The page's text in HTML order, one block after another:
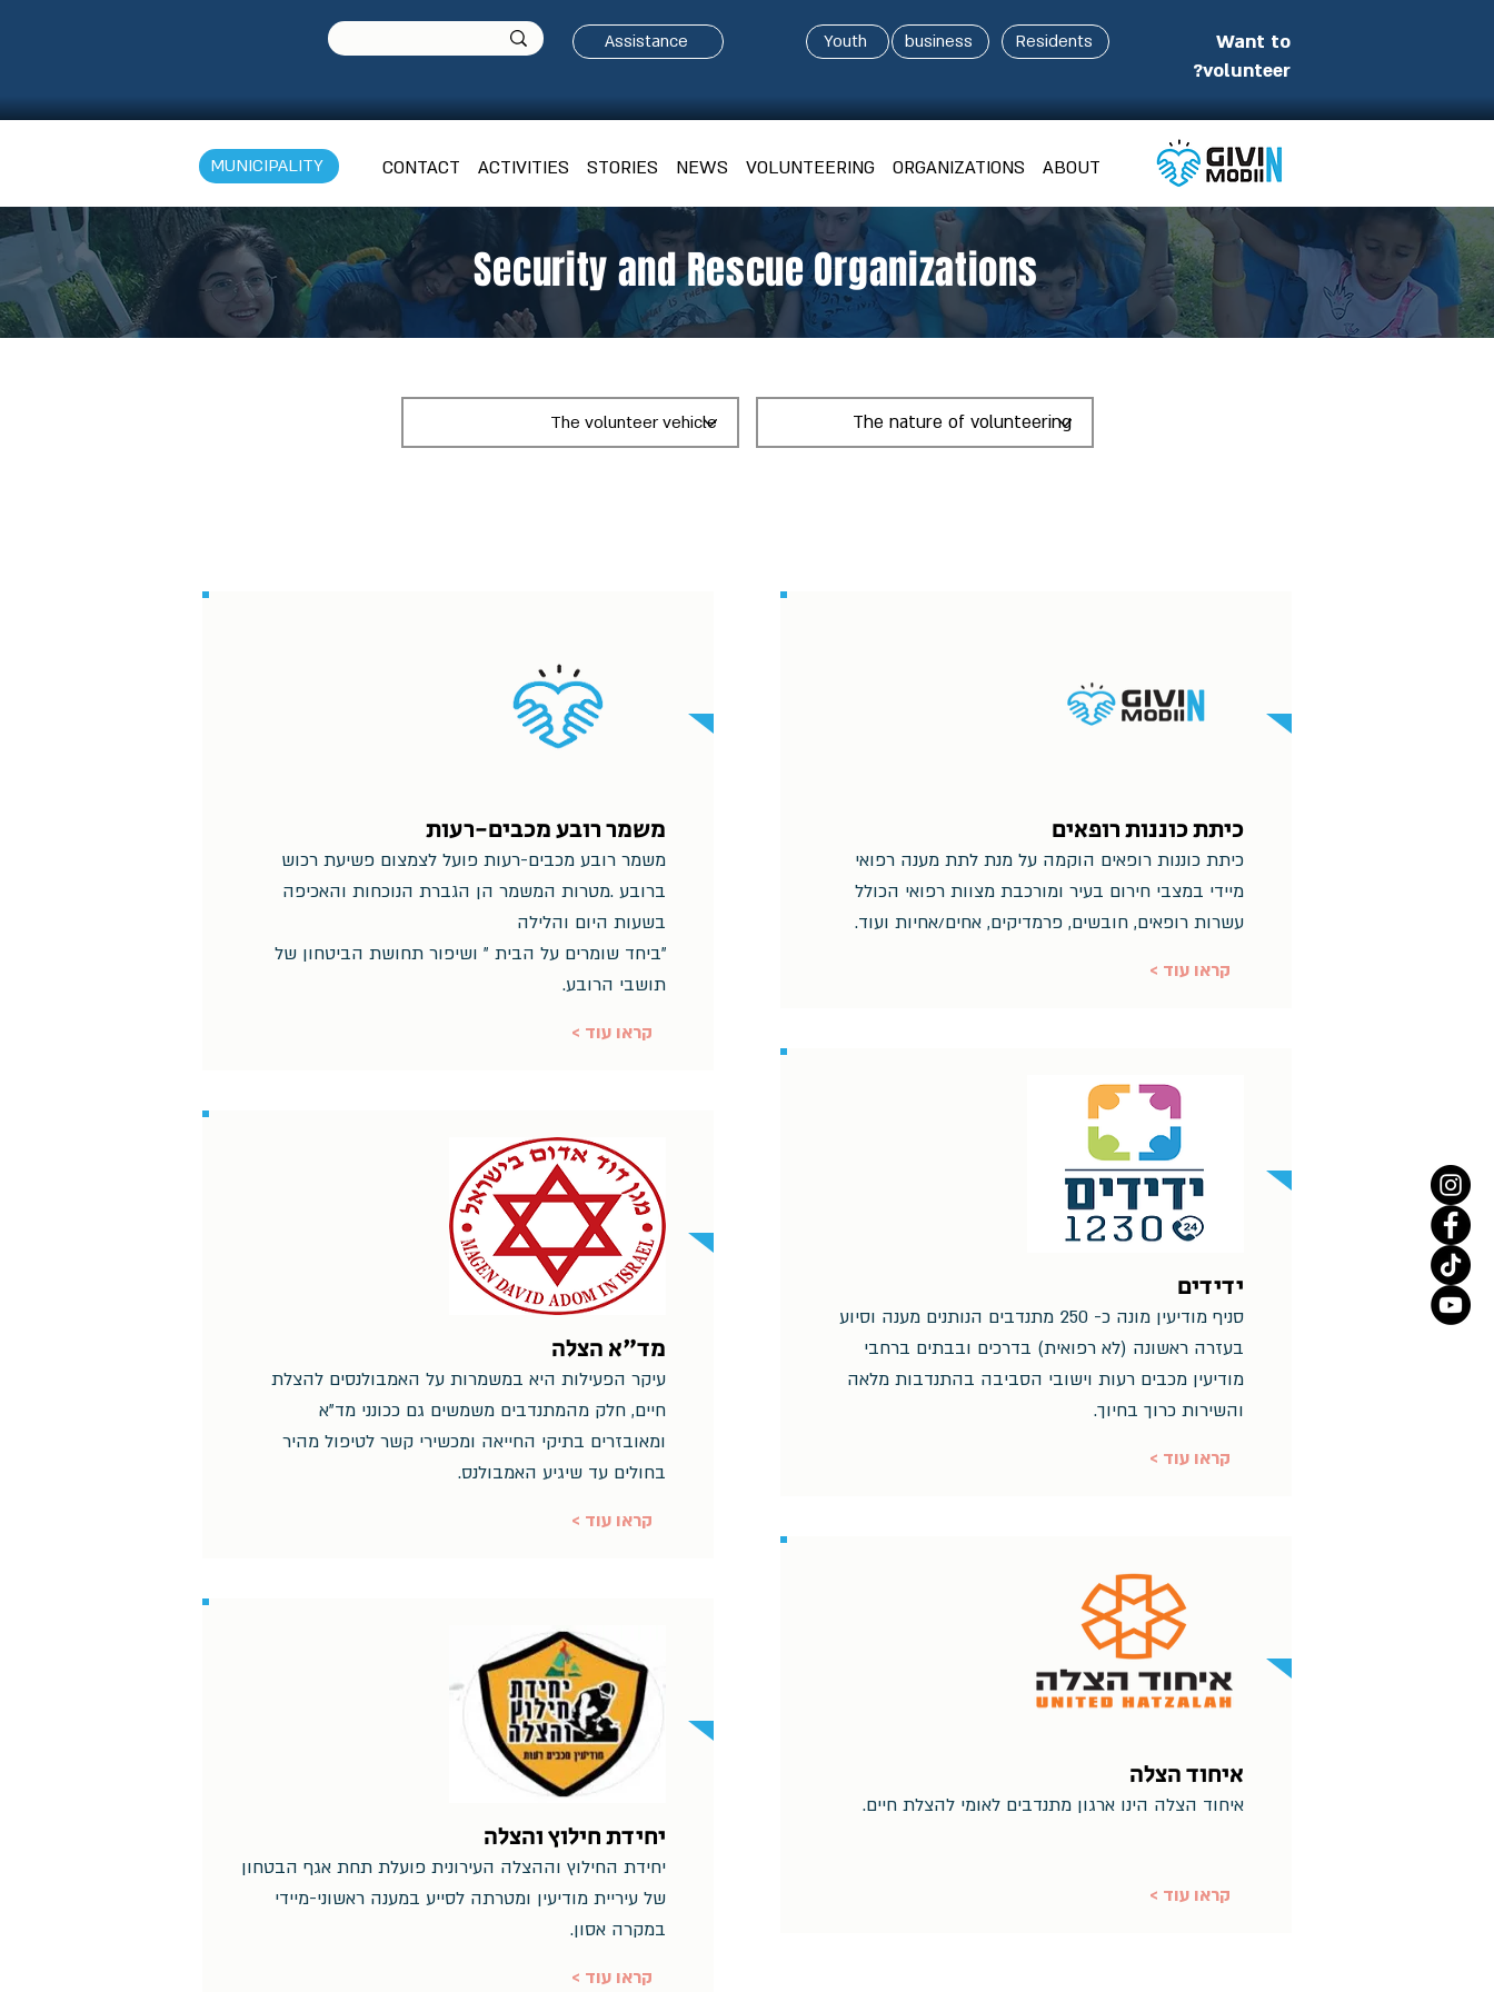
Assistance Youth business Residents
Want to
volunteer?
MUNICIPALITY ABOUT
ORGANIZATIONS
VOLUNTEERING
NEWS
STORIES
ACTIVITIES
CONTACT
כיתת כוננות רופאים
כיתת כוננות רופאים הוקמה על מנת לתת מענה רפואי
מיידי במצבי חירום בעיר ומורכבת מצוות רפואי הכולל
עשרות רופאים, חובשים, פרמדיקים, אחים/אחיות ועוד.
< קראו עוד
ידידים
סניף מודיעין מונה כ- 250 מתנדבים הנותנים מענה וסיוע
בעזרה ראשונה (לא רפואית) בדרכים ובבתים ברחבי
מודיעין מכבים רעות וישובי הסביבה בהתנדבות מלאה
והשירות כרוך בחיוך.
< קראו עוד
איחוד הצלה
איחוד הצלה הינו ארגון מתנדבים לאומי להצלת חיים.
< קראו עוד
משמר רובע מכבים-רעות
משמר רובע מכבים-רעות פועל לצמצום פשיעת רכוש
ברובע .מטרות המשמר הן הגברת הנוכחות והאכיפה
בשעות היום והלילה
"ביחד שומרים על הבית " ושיפור תחושת הביטחון של
תושבי הרובע.
< קראו עוד
מד"א הצלה
עיקר הפעילות היא במשמרות על האמבולנסים להצלת
חיים, חלק מהמתנדבים משמשים גם ככונני מד"א
ומאובזרים בתיקי החייאה ומכשירי קשר לטיפול מהיר
בחולים עד שיגיע האמבולנס.
< קראו עוד
יחידת חילוץ והצלה
יחידת החילוץ וההצלה העירונית פועלת תחת אגף הבטחון
של עיריית מודיעין ומטרתה לסייע במענה ראשוני-מיידי
במקרה אסון.
< קראו עוד
Security and Rescue Organizations